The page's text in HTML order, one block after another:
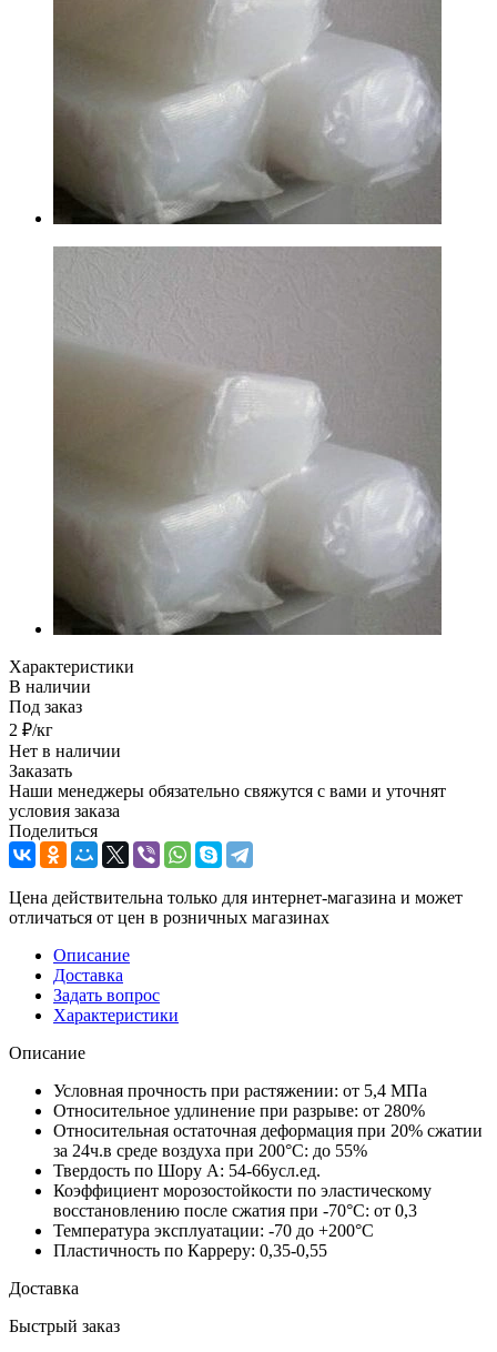
Характеристики
В наличии
Под заказ
2 ₽/кг
Нет в наличии
Заказать
Наши менеджеры обязательно свяжутся с вами и уточнят
условия заказа
Поделиться
Цена действительна только для интернет-магазина и может
отличаться от цен в розничных магазинах
Описание
Доставка
Задать вопрос
Характеристики
Описание
Условная прочность при растяжении: от 5,4 МПа
Относительное удлинение при разрыве: от 280%
Относительная остаточная деформация при 20% сжатии
за 24ч.в среде воздуха при 200°С: до 55%
Твердость по Шору А: 54-66усл.ед.
Коэффициент морозостойкости по эластическому
восстановлению после сжатия при -70°С: от 0,3
Температура эксплуатации: -70 до +200°С
Пластичность по Карреру: 0,35-0,55
Доставка
Быстрый заказ